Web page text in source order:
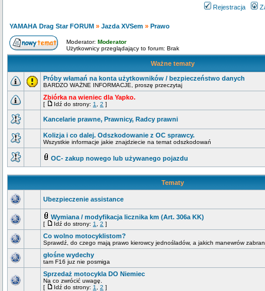
Rejestracja
YAMAHA Drag Star FORUM » Jazda XVSem » Prawo
Moderator: Moderator
Użytkownicy przeglądający to forum: Brak
Ważne tematy
Próby włamań na konta użytkowników / bezpieczeństwo danych
BARDZO WAŻNE INFORMACJE, proszę przeczytaj
Zbiórka na wieniec dla Yapko.
[ Idź do strony: 1 2 ]
Kancelarie prawne, Prawnicy, Radcy prawni
Kolizja i co dalej. Odszkodowanie z OC sprawcy.
Wszystkie informacje jakie znajdziecie na temat odszkodowań
OC- zakup nowego lub używanego pojazdu
Tematy
Ubezpieczenie assistance
Wymiana / modyfikacja licznika km (Art. 306a KK)
[ Idź do strony: 1 2 ]
Co wolno motocyklistom?
Sprawdź, do czego mają prawo kierowcy jednośladów, a jakich manewrów
głośne wydechy
tam F16 juz nie posmiga
Sprzedaż motocykla DO Niemiec
Na co zwrócić uwagę.
[
Idź do strony: 1 2 ]